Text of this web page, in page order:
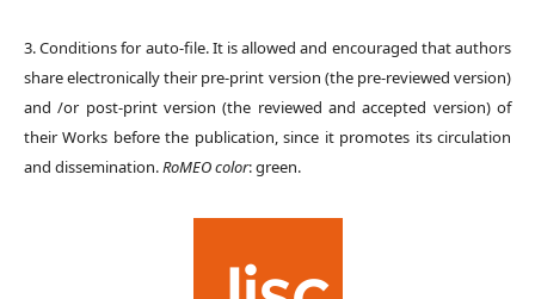
3. Conditions for auto-file. It is allowed and encouraged that authors
share electronically their pre-print version (the pre-reviewed version)
and /or post-print version (the reviewed and accepted version) of
their Works before the publication, since it promotes its circulation
and dissemination.RoMEO color: green.